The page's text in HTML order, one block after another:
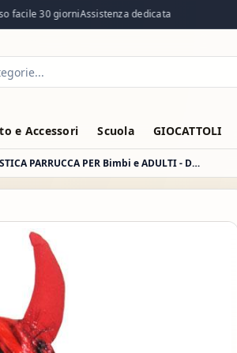
30 giorniAssistenza dedicata
e Accessori Scuola GIOCATTOLI
FANTASTICA PARRUCCA PER Bimbi e ADULTI - DIAVOLA